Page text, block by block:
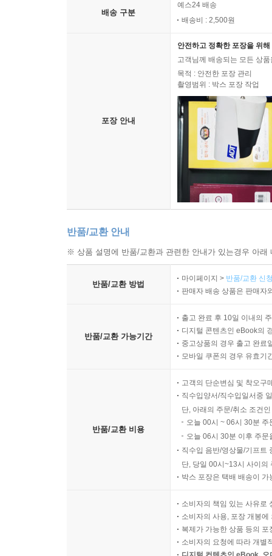
배송 구분
예스24 배송
배송비 : 2,500원
포장 안내
안전하고 정확한 포장을 위
고객님께 배송되는 모든 상
목적 : 안전한 포장 관리
촬영범위 : 박스 포장 작업
반품/교환 안내
※ 상품 설명에 반품/교환과 관련한 안내가 있는경우 아
반품/교환 방법
마이페이지 > 반품/교환 신
판매자 배송 상품은 판매자
반품/교환 가능기간
출고 완료 후 10일 이내의
디지털 콘텐츠인 eBook의
중고상품의 경우 출고 완료
모바일 쿠폰의 경우 유효기
반품/교환 비용
고객의 단순변심 및 착오구
직수입양서/직수입일서중
단, 아래의 주문/취소 조건
오늘 00시 ~ 06시 30분
오늘 06시 30분 이후 주
직수입 음반/영상물/기프트
단, 당일 00시~13시 사이의
박스 포장은 택배 배송이
소비자의 책임 있는 사유로
소비자의 사용, 포장 개봉
복제가 가능한 상품 등의
소비자의 요청에 따라 개별